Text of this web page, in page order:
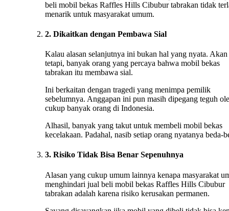
beli mobil bekas Raffles Hills Cibubur tabrakan tidak
menarik untuk masyarakat umum.
2. Dikaitkan dengan Pembawa Sial
Kalau alasan selanjutnya ini bukan hal yang nyata. Akan
tetapi, banyak orang yang percaya bahwa mobil bekas
tabrakan itu membawa sial.
Ini berkaitan dengan tragedi yang menimpa pemilik
sebelumnya. Anggapan ini pun masih dipegang teguh
cukup banyak orang di Indonesia.
Alhasil, banyak yang takut untuk membeli mobil bekas
kecelakaan. Padahal, nasib setiap orang nyatanya beda-
3. Risiko Tidak Bisa Benar Sepenuhnya
Alasan yang cukup umum lainnya kenapa masyarakat
menghindari jual beli mobil bekas Raffles Hills Cibubur
tabrakan adalah karena risiko kerusakan permanen.